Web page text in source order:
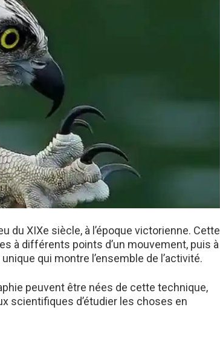
du XIXe siècle, à l’époque victorienne. Cette
à différents points d’un mouvement, puis à
qui montre l’ensemble de l’activité.
peuvent être nées de cette technique,
scientifiques d’étudier les choses en